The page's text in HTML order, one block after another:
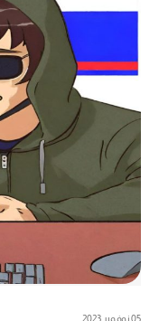
05 نوفمبر 2023